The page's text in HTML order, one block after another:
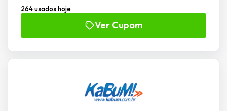
264 usados hoje
Ver Cupom